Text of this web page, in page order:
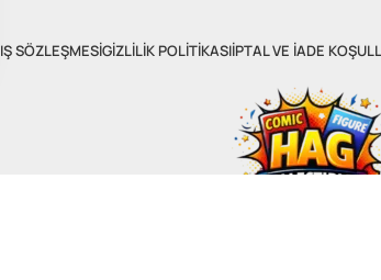
SÖZLEŞMESIGIZLILIK POLITIKASIİPTAL VE İADE